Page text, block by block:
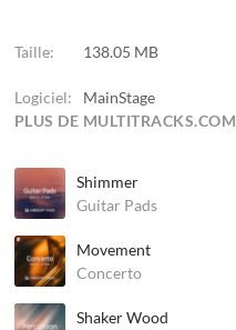
Taille: 138.05 MB
Logiciel:
MainStage
PLUS DE MULTITRACKS.COM
Shimmer
Guitar Pads
Movement
Concerto
Shaker Wood